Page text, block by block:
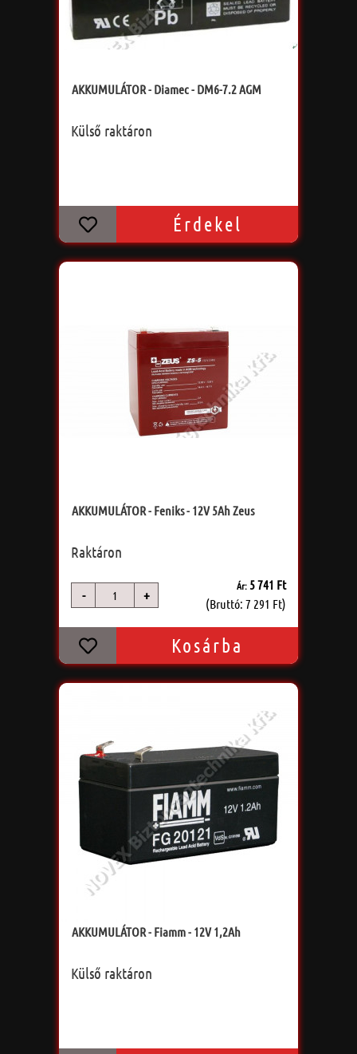
AKKUMULÁTOR - Diamec - DM6-7.2 AGM
Külső raktáron
Érdekel
AKKUMULÁTOR - Feniks - 12V 5Ah Zeus
Raktáron
- +
Ár: 5 741 Ft
(Bruttó: 7 291 Ft)
Kosárba
AKKUMULÁTOR - Fiamm - 12V 1,2Ah
Külső raktáron